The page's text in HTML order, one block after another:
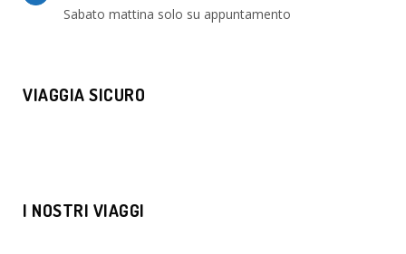
Sabato mattina solo su appuntamento
VIAGGIA SICURO
I NOSTRI VIAGGI